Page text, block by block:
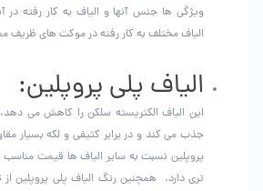
ویژگی ها جنس آنها و الیاف به کار رفته
الیاف مختلف به کار رفته در موکت های ظریف
الیاف پلی پروپلین:
این الیاف الکتریسته سلکن را کاهش می
جذب می کند و در برابر کثیفی و لکه بسیار
پروپلین نسبت به سایر الیاف ها قیمت
تری دارد. همچنین رنگ الیاف پلی پروپلین از